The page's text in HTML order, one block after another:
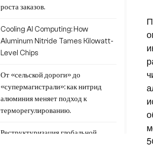
роста заказов.
Cooling AI Computing: How
Aluminum Nitride Tames Kilowatt-
Level Chips
От «сельской дороги» до
«супермагистрали»: как нитрид
алюминия меняет подход к
терморегулированию.
Реструктуризация глобальной